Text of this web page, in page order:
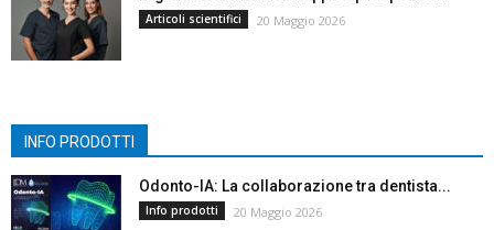
Articoli scientifici 20 Maggio 2026
INFO PRODOTTI
Odonto-IA: La collaborazione tra dentista...
Info prodotti 20 Maggio 2026